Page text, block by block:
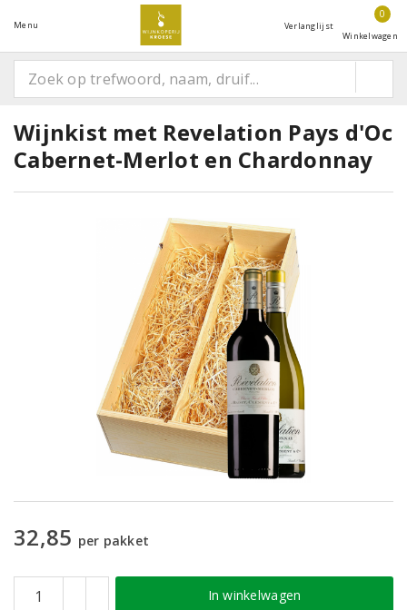
Menu Verlanglijst
0
Winkelwagen
Wijnkist met Revelation Pays d'Oc
Cabernet-Merlot en Chardonnay
32,85 per pakket
In winkelwagen